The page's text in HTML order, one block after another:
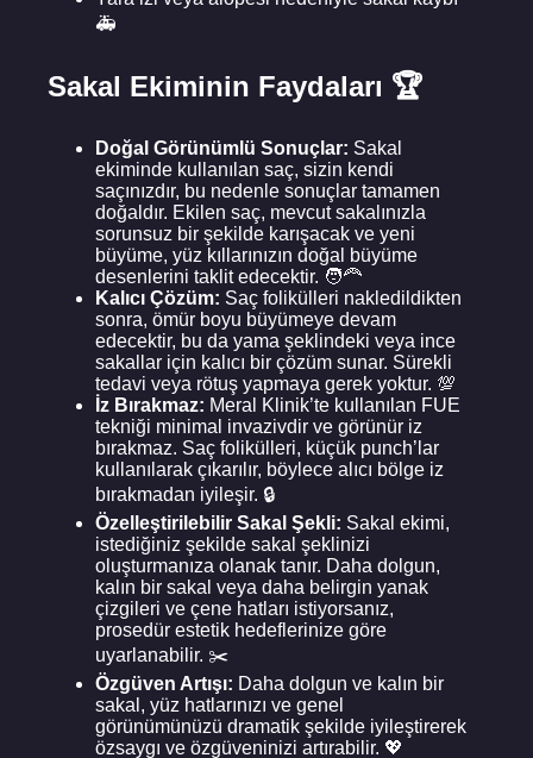
🚑
Sakal Ekiminin Faydaları 🏆
Doğal Görünümlü Sonuçlar: Sakal
ekiminde kullanılan saç, sizin kendi
saçınızdır, bu nedenle sonuçlar tamamen
doğaldır. Ekilen saç, mevcut sakalınızla
sorunsuz bir şekilde karışacak ve yeni
büyüme, yüz kıllarınızın doğal büyüme
desenlerini taklit edecektir. 🧑‍🦰
Kalıcı Çözüm: Saç folikülleri nakledildikten
sonra, ömür boyu büyümeye devam
edecektir, bu da yama şeklindeki veya ince
sakallar için kalıcı bir çözüm sunar. Sürekli
tedavi veya rötuş yapmaya gerek yoktur. 💯
İz Bırakmaz: Meral Klinik’te kullanılan FUE
tekniği minimal invazivdir ve görünür iz
bırakmaz. Saç folikülleri, küçük punch’lar
kullanılarak çıkarılır, böylece alıcı bölge iz
bırakmadan iyileşir. 🔒
Özelleştirilebilir Sakal Şekli: Sakal ekimi,
istediğiniz şekilde sakal şeklinizi
oluşturmanıza olanak tanır. Daha dolgun,
kalın bir sakal veya daha belirgin yanak
çizgileri ve çene hatları istiyorsanız,
prosedür estetik hedeflerinize göre
uyarlanabilir. ✂️
Özgüven Artışı: Daha dolgun ve kalın bir
sakal, yüz hatlarınızı ve genel
görünümünüzü dramatik şekilde iyileştirerek
özsaygı ve özgüveninizi artırabilir. 💖